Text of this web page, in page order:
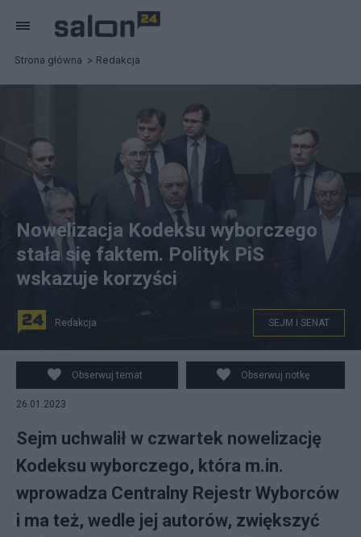
Strona główna Redakcja
Sejm uchwalił w czwartek nowelizację Kodeksu
wyborczego. Fot. PAP//Tomasz Gzell
Nowelizacja Kodeksu wyborczego
stała się faktem. Polityk PiS
wskazuje korzyści
Redakcja SEJM I SENAT
Obserwuj temat Obserwuj notkę
26.01.2023
Sejm uchwalił w czwartek nowelizację
Kodeksu wyborczego, która m.in.
wprowadza Centralny Rejestr Wyborców
i ma też, wedle jej autorów, zwiększyć